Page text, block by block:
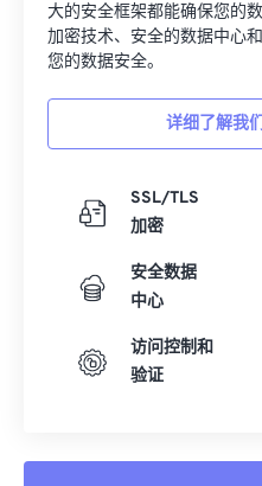
大的安全框架都能确保您的
加密技术、安全的数据中心
您的数据安全。
详细了解我
SSL/TLS
加密
安全数据
中心
访问控制和
验证